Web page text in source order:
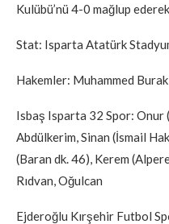
Kulübü’nü 4-0 mağlup
Stat: Isparta Atatürk
Hakemler: Muhammed
Isbaş Isparta 32 Spor:
Abdülkerim, Sinan (İsmail
(Baran dk. 46), Kerem
Rıdvan, Oğulcan
Ejderoğlu Kırşehir Futbol